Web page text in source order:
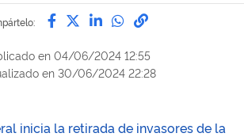
Compártelo por Facebook
Compártelo por Twitter
Compártelo por
Compártelo por
Enlace para
en 04/06/2024 12:55
en 30/06/2024 22:28
inicia la retirada de invasores de la